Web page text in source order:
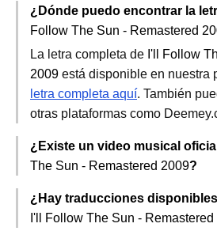
¿Dónde puedo encontrar la
Follow The Sun - Remastered
La letra completa de I'll Follow
2009 está disponible en nuestra
letra completa aquí. También
otras plataformas como
¿Existe un video musical
The Sun - Remastered 2009?
¿Hay traducciones
I'll Follow The Sun - Remastered